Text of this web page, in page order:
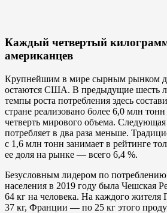
Каждый четвертый
американцев
Крупнейшим в мире сырным рынком
остаются США. В предыдущие шесть
темпы роста потребления здесь
стране реализовано более 6,0 млн
четверть мирового объема.
потребляет в два раза меньше.
с 1,6 млн тонн занимает в рейтинге
ее доля на рынке — всего 6,4 %.
Безусловным лидером по
населения в 2019 году была Чешская
64 кг на человека. На каждого
37 кг, Франции — по 25 кг этого